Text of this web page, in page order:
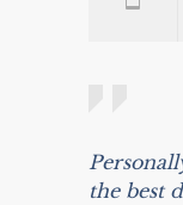
the best